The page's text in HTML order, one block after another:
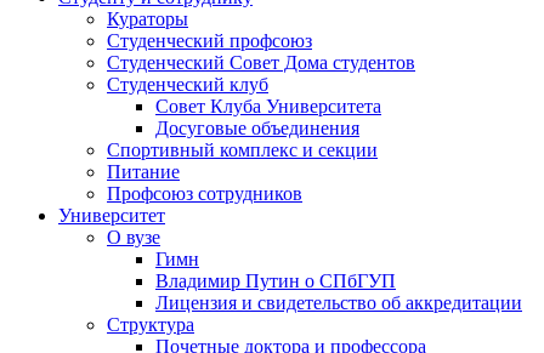
Кураторы
Студенческий профсоюз
Студенческий Совет Дома студентов
Студенческий клуб
Совет Клуба Университета
Досуговые объединения
Спортивный комплекс и секции
Питание
Профсоюз сотрудников
Университет
О вузе
Гимн
Владимир Путин о СПбГУП
Лицензия и свидетельство об аккредитации
Структура
Почетные доктора и профессора